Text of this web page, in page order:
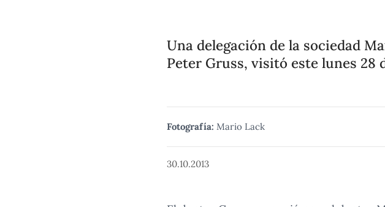
Una delegación de la sociedad
Peter Gruss, visitó este lunes 28
Fotografía: Mario Lack
30.10.2013